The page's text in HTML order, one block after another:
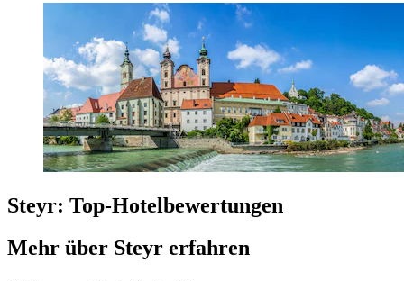
Steyr: Top-Hotelbewertungen
Mehr über Steyr erfahren